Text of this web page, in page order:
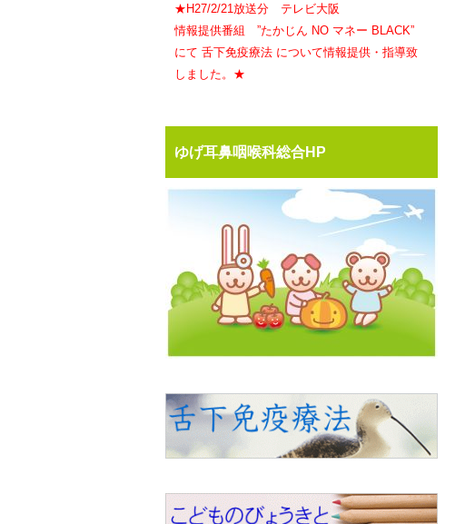
★H27/2/21放送分 テレビ大阪
情報提供番組 ”たかじん NO マネー BLACK”
にて 舌下免疫療法 について情報提供・指導致
しました。★
ゆげ耳鼻咽喉科総合HP